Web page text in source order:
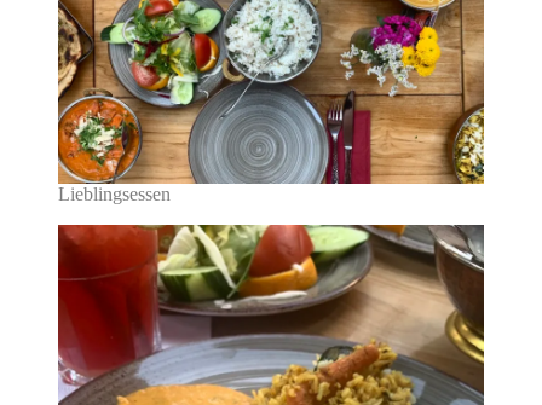
Lieblingsessen